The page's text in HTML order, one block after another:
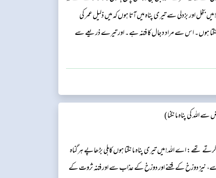
اور بزدلی سے تیری پناہ میں آتا ہوں کہ میں ذلیل عمر کی
ہوں۔ اس سے مراد دجال کا فتنہ ہے۔ اور تیرے ذریعے سے
اللہ کی پناہ مانگنا)
تھے: اے اللہ! میں تیری پناہ مانگتا ہوں کاہلی بڑھاپے ہر گناہ
نیز دوزخ کے فتنے اور دوزخ کے عذاب سے اور فتنہ ثروت کے